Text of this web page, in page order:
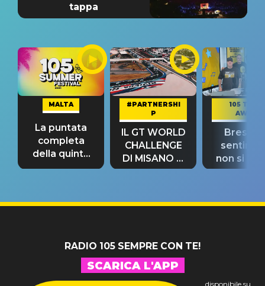
tappa
MALTA
La puntata
completa
della quinta
tappa
#PARTNERSHI
P
IL GT WORLD
CHALLENGE
DI MISANO si
riconferma
105 TAKE
AWAY
Bresh:
non si
fino alla
RADIO 105 SEMPRE CON TE!
SCARICA L'APP
disponibile su